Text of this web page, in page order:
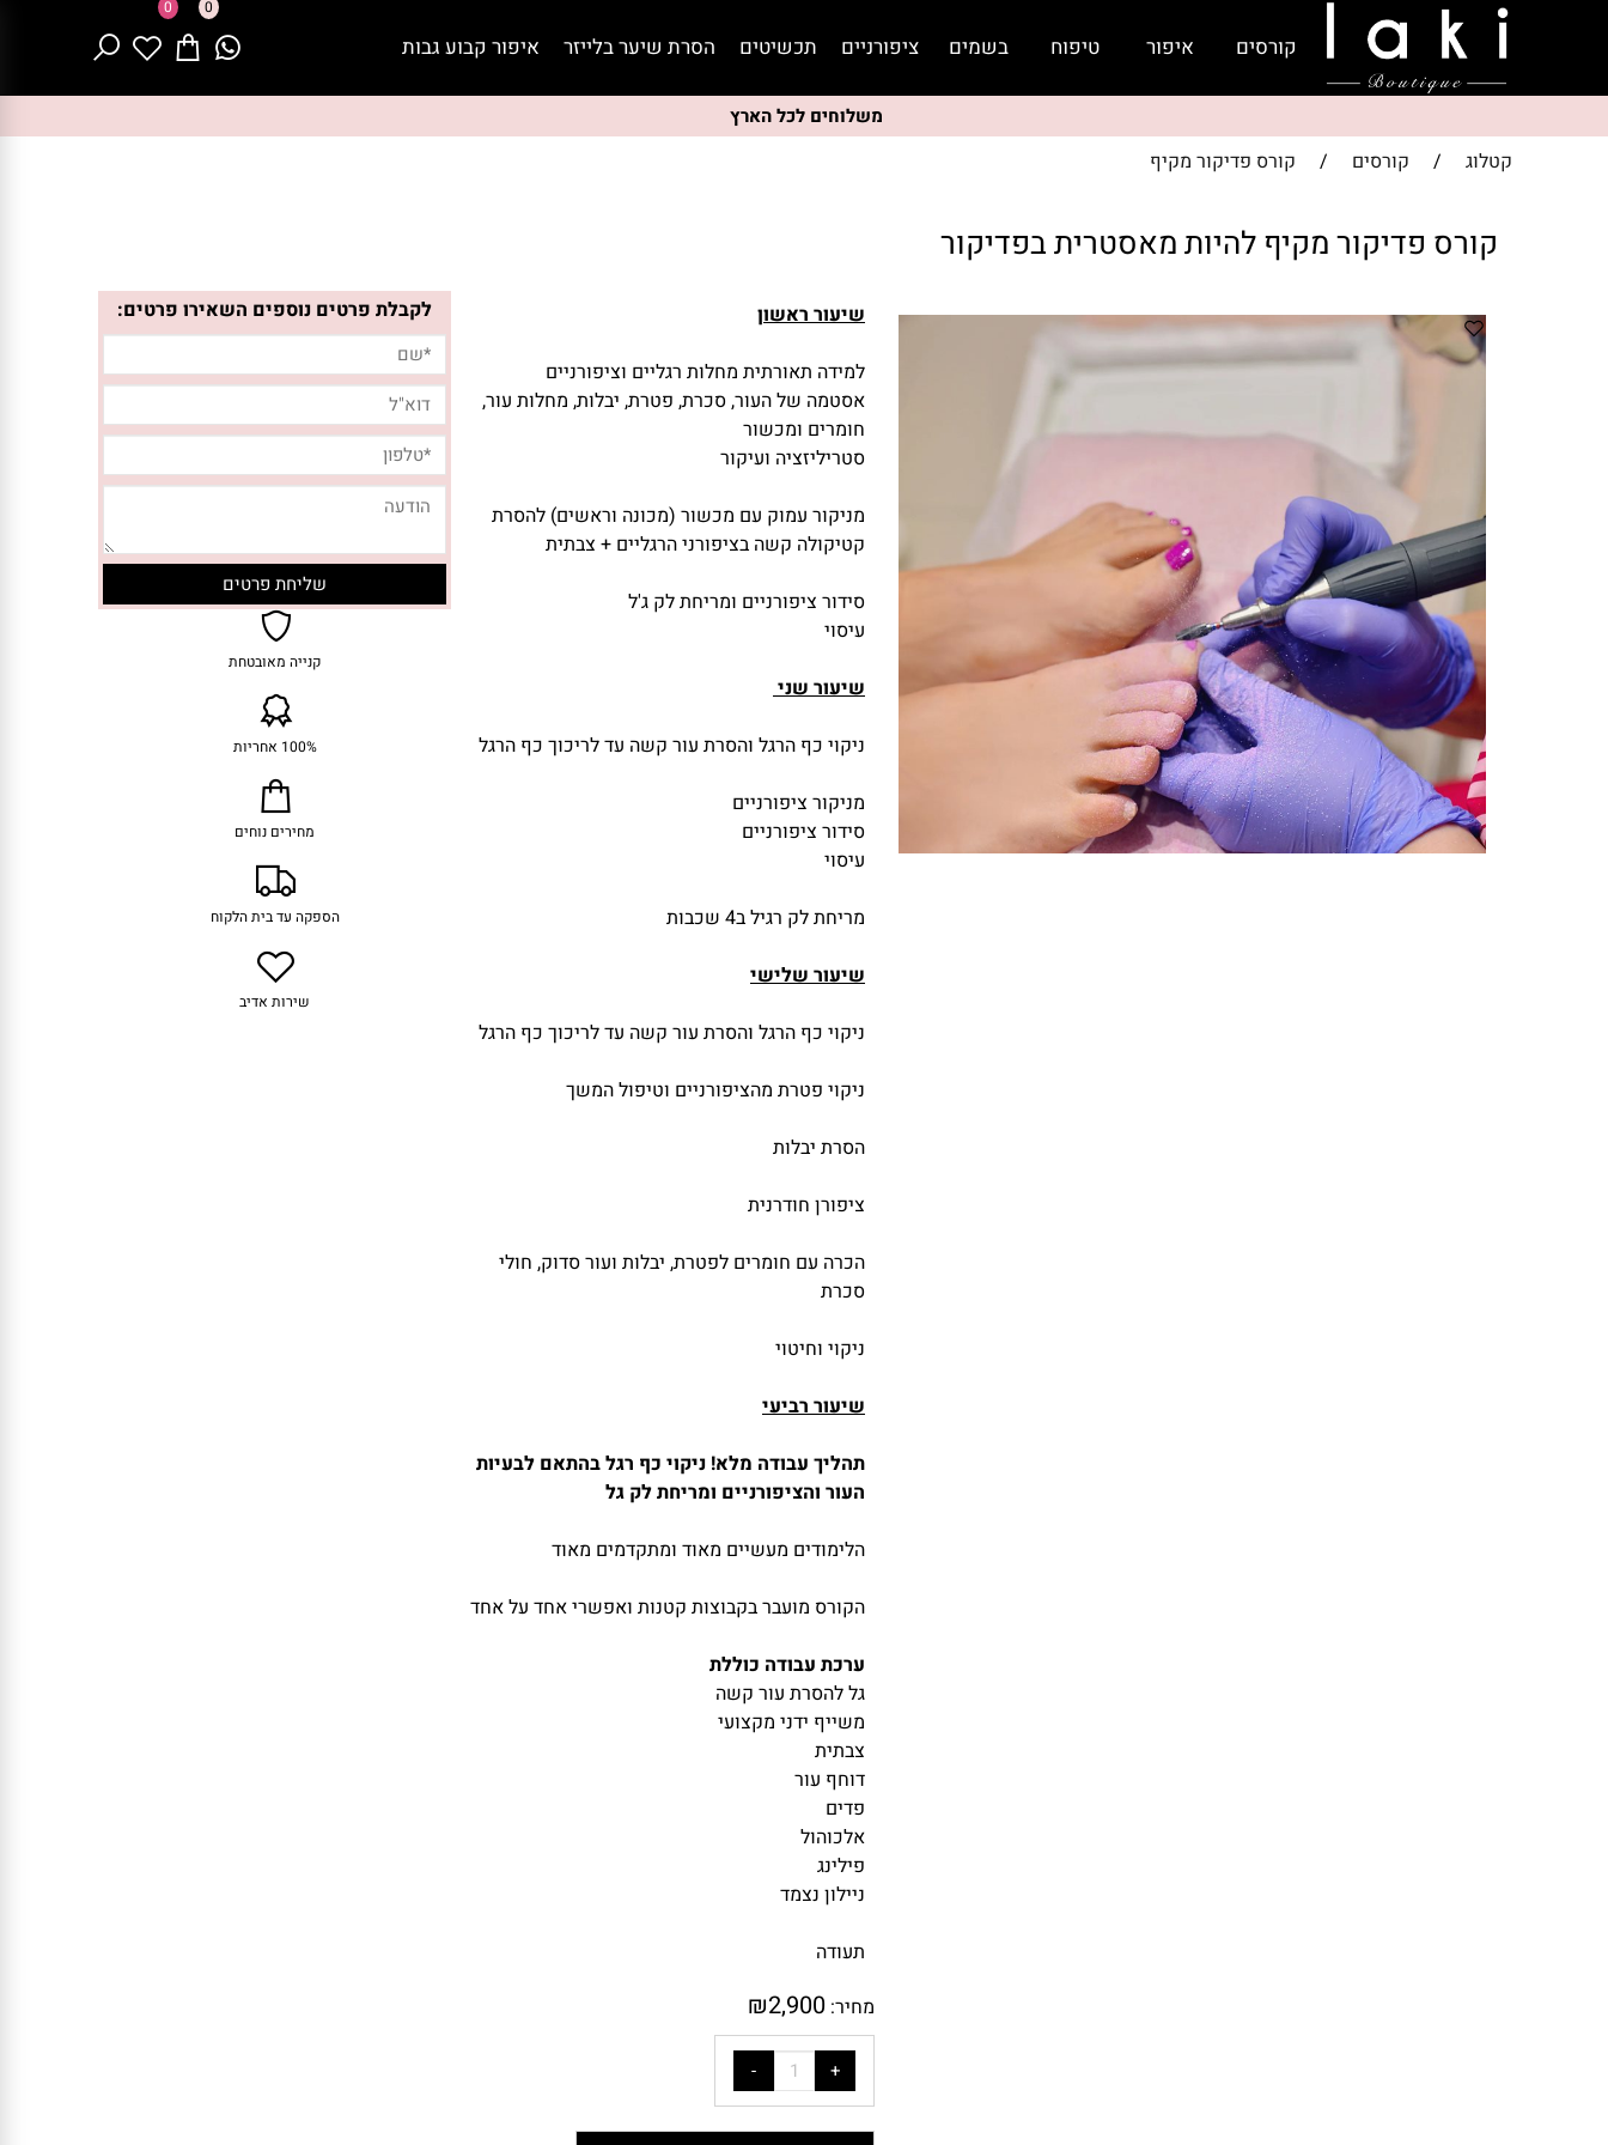
משלוחים לכל הארץ
0 0
קורסים איפור טיפוח בשמים ציפורניים תכשיטים הסרת שיער בלייזר איפור קבוע גבות
קטלוג / קורסים / קורס פדיקור מקיף
קורס פדיקור מקיף להיות מאסטרית בפדיקור
שיעור ראשון
למידה תאורתית מחלות רגליים וציפורניים
אסטמה של העור, סכרת, פטרת, יבלות, מחלות עור,
חומרים ומכשור
סטריליזציה ועיקור
מניקור עמוק עם מכשור (מכונה וראשים) להסרת
קטיקולה קשה בציפורני הרגליים + צבתית
סידור ציפורניים ומריחת לק ג'ל
עיסוי
שיעור שני
ניקוי כף הרגל והסרת עור קשה עד לריכוך כף הרגל
מניקור ציפורניים
סידור ציפורניים
עיסוי
מריחת לק רגיל ב4 שכבות
שיעור שלישי
ניקוי כף הרגל והסרת עור קשה עד לריכוך כף הרגל
ניקוי פטרת מהציפורניים וטיפול המשך
הסרת יבלות
ציפורן חודרנית
הכרה עם חומרים לפטרת, יבלות ועור סדוק, חולי
סכרת
ניקוי וחיטוי
שיעור רביעי
תהליך עבודה מלא! ניקוי כף רגל בהתאם לבעיות
העור והציפורניים ומריחת לק גל
הלימודים מעשיים מאוד ומתקדמים מאוד
הקורס מועבר בקבוצות קטנות ואפשרי אחד על אחד
ערכת עבודה כוללת
גל להסרת עור קשה
משייף ידני מקצועי
צבתית
דוחף עור
פדים
אלכוהול
פילינג
ניילון נצמד
תעודה
מחיר:
₪2,900
לקבלת פרטים נוספים השאירו פרטים:
קנייה מאובטחת
100% אחריות
מחירים נוחים
הספקה עד בית הלקוח
שירות אדיב